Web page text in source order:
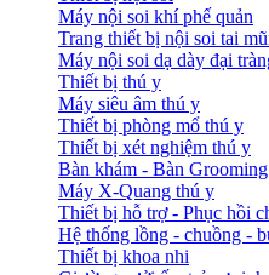
Máy nội soi khí phế quản
Trang thiết bị nội soi tai
Máy nội soi dạ dày đại
Thiết bị thú y
Máy siêu âm thú y
Thiết bị phòng mổ thú y
Thiết bị xét nghiệm thú y
Bàn khám - Bàn Grooming
Máy X-Quang thú y
Thiết bị hỗ trợ - Phục hồi
Hệ thống lồng - chuồng -
Thiết bị khoa nhi